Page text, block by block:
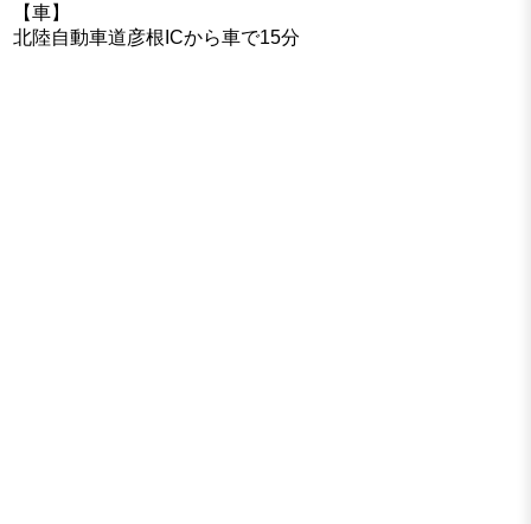
【車】
北陸自動車道彦根ICから車で15分